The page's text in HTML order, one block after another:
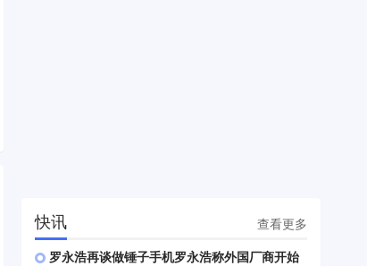
快讯 查看更多
罗永浩再谈做锤子手机罗永浩称外国厂商开始